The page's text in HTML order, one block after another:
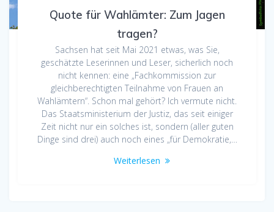
Quote für Wahlämter: Zum Jagen
tragen?
Sachsen hat seit Mai 2021 etwas, was Sie,
geschätzte Leserinnen und Leser, sicherlich noch
nicht kennen: eine „Fachkommission zur
gleichberechtigten Teilnahme von Frauen an
Wahlämtern“. Schon mal gehört? Ich vermute nicht.
Das Staatsministerium der Justiz, das seit einiger
Zeit nicht nur ein solches ist, sondern (aller guten
Dinge sind drei) auch noch eines „für Demokratie,…
Weiterlesen